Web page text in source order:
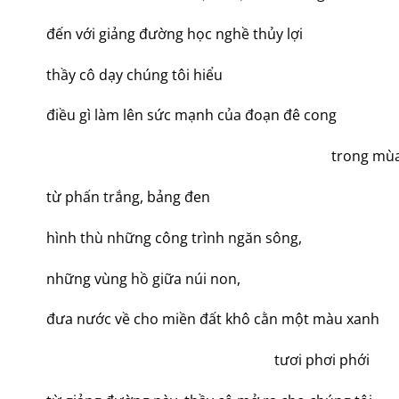
đến với giảng đường học nghề thủy lợi
thầy cô dạy chúng tôi hiểu
điều gì làm lên sức mạnh của đoạn đê cong
trong mùa lụt
từ phấn trắng, bảng đen
hình thù những công trình ngăn sông,
những vùng hồ giữa núi non,
đưa nước về cho miền đất khô cằn một màu xanh
tươi phơi phới